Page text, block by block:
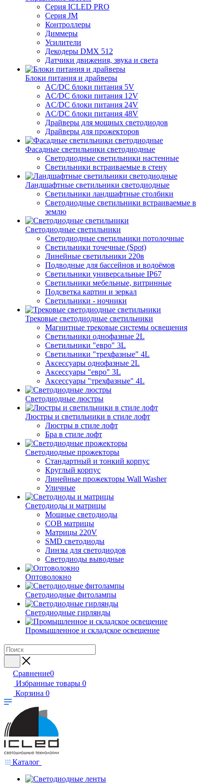
Серия ICLED PRO
Серия JM
Контроллеры
Диммеры
Усилители
Декодеры DMX 512
Датчики движения, звука и света
Блоки питания и драйверы
AC/DC блоки питания 5V
AC/DC блоки питания 12V
AC/DC блоки питания 24V
AC/DC блоки питания 48V
Драйверы для мощных светодиодов
Драйверы для прожекторов
Фасадные светильники светодиодные
Светодиодные светильники настенные
Светильники встраиваемые в стену
Ландшафтные светильники светодиодные
Светильники ландшафтные столбики
Светодиодные светильники встраиваемые в
землю
Светодиодные светильники
Светодиодные светильники потолочные
Светильники точечные (Spot)
Линейные светильники 220в
Подводные для бассейнов и водоёмов
Светильники универсальные IP67
Светильники мебельные, витринные
Подсветка картин и зеркал
Светильники - ночники
Трековые светодиодные светильники
Магнитные трековые системы освещения
Светильники однофазные 2L
Светильники "евро" 3L
Светильники "трехфазные" 4L
Аксессуары однофазные 2L
Аксессуары "евро" 3L
Аксессуары "трехфазные" 4L
Светодиодные люстры
Люстры и светильники в стиле лофт
Люстры в стиле лофт
Бра в стиле лофт
Светодиодные прожекторы
Стандартный и тонкий корпус
Круглый корпус
Линейные прожекторы Wall Washer
Уличные
Светодиоды и матрицы
Мощные светодиоды
COB матрицы
Матрицы 220V
SMD светодиоды
Линзы для светодиодов
Светодиоды выводные
Оптоволокно
Светодиодные фитолампы
Светодиодные гирлянды
Промышленное и складское освещение
Сравнение0
Избранные товары 0
Корзина 0
Каталог